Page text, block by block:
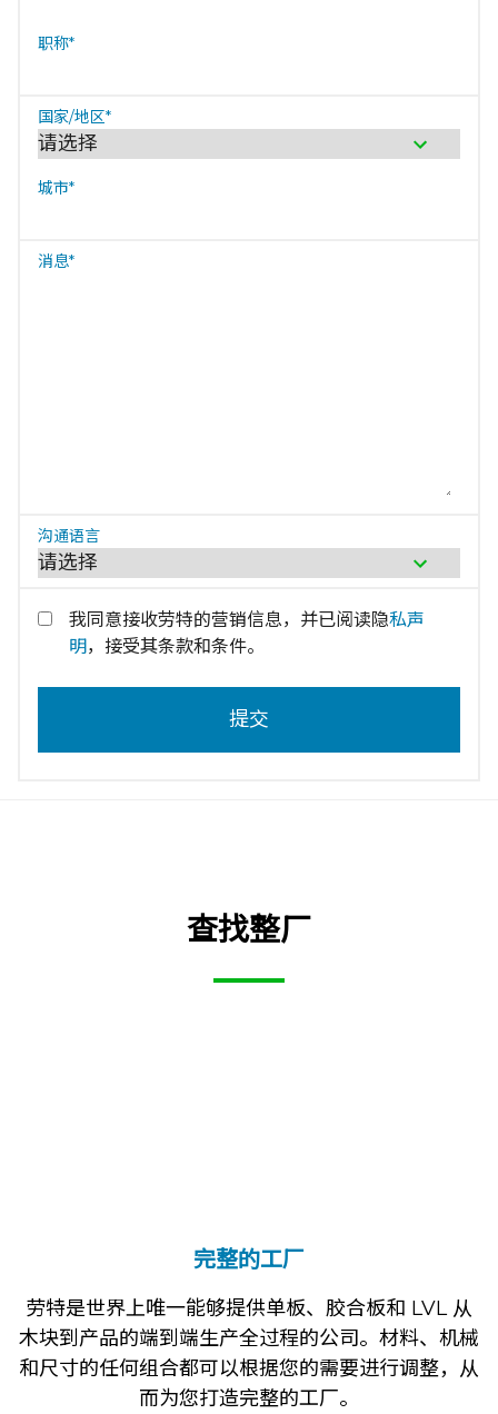
职称*
国家/地区*
城市*
消息*
沟通语言
我同意接收劳特的营销信息，并已阅读隐私声
明，接受其条款和条件。
查找整厂
完整的工厂
劳特是世界上唯一能够提供单板、胶合板和 LVL 从
木块到产品的端到端生产全过程的公司。材料、机械
和尺寸的任何组合都可以根据您的需要进行调整，从
而为您打造完整的工厂。